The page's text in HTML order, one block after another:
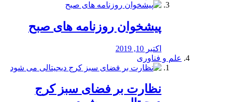
پیشخوان روزنامه های صبح
اکتبر 10, 2019
علم و فناوری
نظارت بر فضای سبز کرج